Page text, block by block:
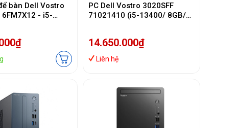
bàn Dell Vostro
- i5-
PC Dell Vostro 3020SFF
71021410 (i5-13400/ 8GB/
14.650.000₫
Liên hệ